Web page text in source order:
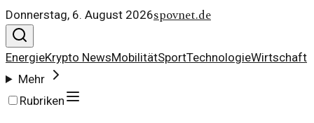
Donnerstag, 6. August 2026spovnet.de
EnergieKrypto NewsMobilitätSportTechnologieWirtschaft
Mehr
Rubriken